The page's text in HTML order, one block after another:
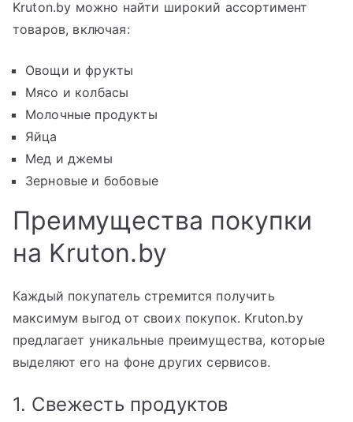
Kruton.by можно найти широкий ассортимент
товаров, включая:
Овощи и фрукты
Мясо и колбасы
Молочные продукты
Яйца
Мед и джемы
Зерновые и бобовые
Преимущества покупки
на Kruton.by
Каждый покупатель стремится получить
максимум выгод от своих покупок. Kruton.by
предлагает уникальные преимущества, которые
выделяют его на фоне других сервисов.
1. Свежесть продуктов